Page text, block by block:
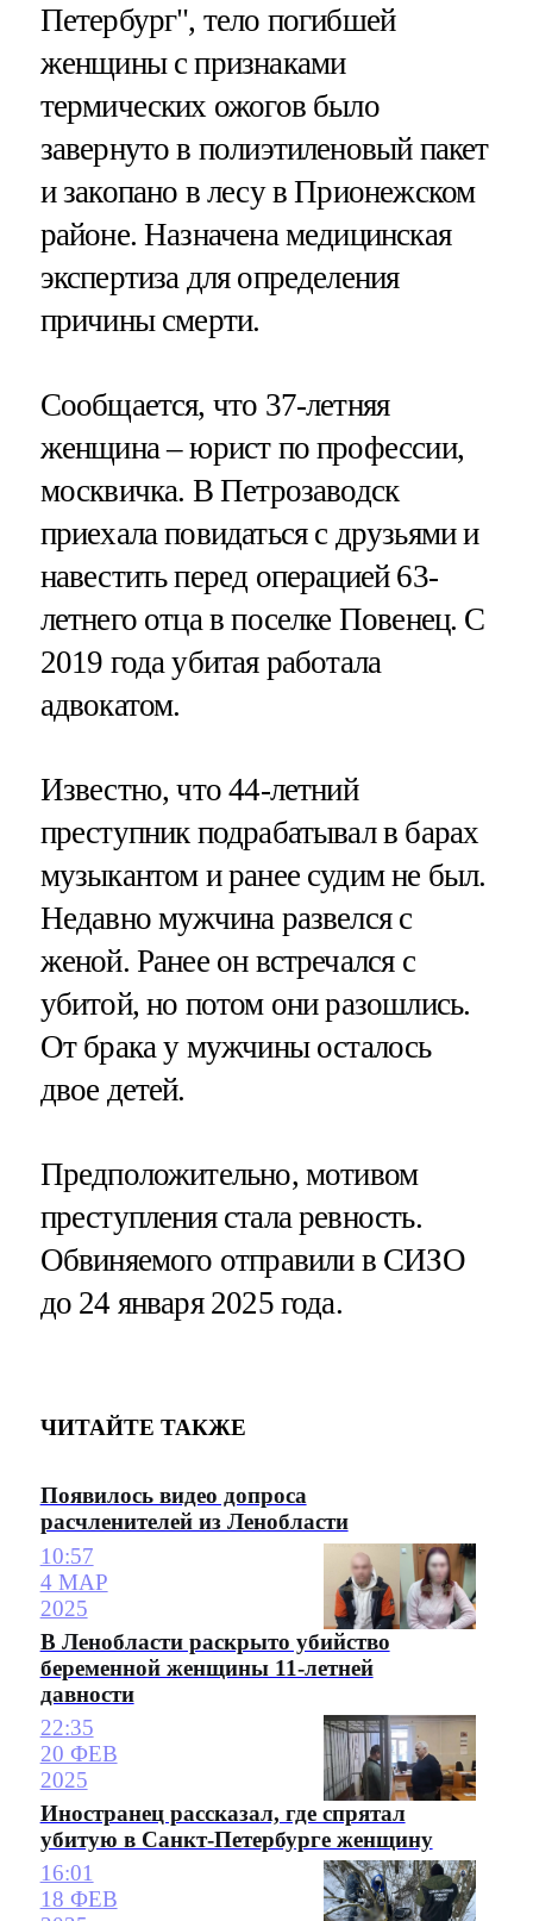
Петербург", тело погибшей
женщины с признаками
термических ожогов было
завернуто в полиэтиленовый пакет
и закопано в лесу в Прионежском
районе. Назначена медицинская
экспертиза для определения
причины смерти.
Сообщается, что 37-летняя
женщина – юрист по профессии,
москвичка. В Петрозаводск
приехала повидаться с друзьями и
навестить перед операцией 63-
летнего отца в поселке Повенец. С
2019 года убитая работала
адвокатом.
Известно, что 44-летний
преступник подрабатывал в барах
музыкантом и ранее судим не был.
Недавно мужчина развелся с
женой. Ранее он встречался с
убитой, но потом они разошлись.
От брака у мужчины осталось
двое детей.
Предположительно, мотивом
преступления стала ревность.
Обвиняемого отправили в СИЗО
до 24 января 2025 года.
ЧИТАЙТЕ ТАКЖЕ
Появилось видео допроса
расчленителей из Ленобласти
10:57
4 МАР
2025
В Ленобласти раскрыто убийство
беременной женщины 11-летней
давности
22:35
20 ФЕВ
2025
Иностранец рассказал, где спрятал
убитую в Санкт-Петербурге женщину
16:01
18 ФЕВ